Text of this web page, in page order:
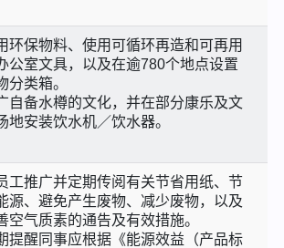
环保物料、使用可循环再造和可再用
公室文具，以及在逾780个地点设置
分类箱。
自备水樽的文化，并在部分康乐及文
地安装饮水机／饮水器。
工推广并定期传阅有关节省用纸、节
源、避免产生废物、减少废物，以及
空气质素的通告及有效措施。
提醒同事应根据《能源效益（产品标